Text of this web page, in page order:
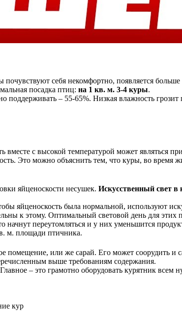
себя некомфортно, появляется
посадка птиц: на 1 кв. м. 3-4 куры.
– 55-65%. Низкая влажность
с высокой температурой может являться
Это можно объяснить тем, что куры, во время
яйценоскости несушек. Искусственный свет в
яйценоскость была нормальной, используют
к этому. Оптимальный световой день для
переутомляться и у них уменьшится
м. площади птичника.
помещение, или же сарай. Его может соорудить и
выше требованиям содержания.
– это грамотно оборудовать курятник всем